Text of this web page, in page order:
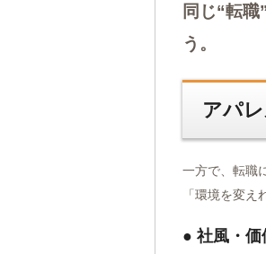
同じ“転
う。
アパ
一方で、転職
「環境を変
● 社風・